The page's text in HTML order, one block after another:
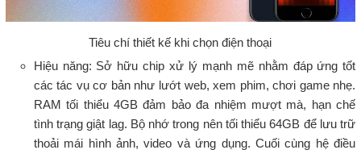
Tiêu chí thiết kế khi chọn điện thoại
Hiệu năng: Sở hữu chip xử lý mạnh mẽ nhằm đáp ứng tốt
các tác vụ cơ bản như lướt web, xem phim, chơi game nhẹ.
RAM tối thiểu 4GB đảm bảo đa nhiệm mượt mà, hạn chế
tình trạng giật lag. Bộ nhớ trong nên tối thiểu 64GB để lưu trữ
thoải mái hình ảnh, video và ứng dụng. Cuối cùng hệ điều